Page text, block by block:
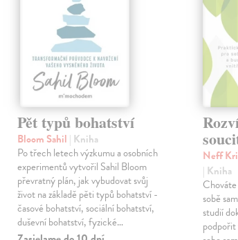
Pět typů bohatství
Bloom Sahil | Kniha
Po třech letech výzkumu a osobních
experimentů vytvořil Sahil Bloom
převratný plán, jak vybudovat svůj
život na základě pěti typů bohatství -
časové bohatství, sociální bohatství,
duševní bohatství, fyzické…
Neff
| Kniha
sobě
studií
podpořit